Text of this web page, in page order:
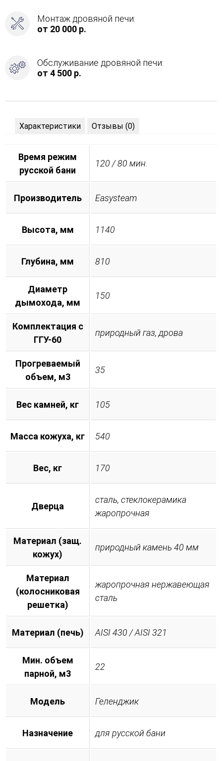
Монтаж дровяной печи:
от 20 000 р.
Обслуживание дровяной печи:
от 4 500 р.
Характеристики Отзывы (0)
Время режим
русской бани
120 / 80 мин.
Производитель Easysteam
Высота, мм 1140
Глубина, мм 810
Диаметр
дымохода, мм
150
Комплектация с
ГГУ-60
природный газ, дрова
Прогреваемый
объем, м3
35
Вес камней, кг 105
Масса кожуха, кг 540
Вес, кг 170
Дверца
сталь, стеклокерамика
жаропрочная
Материал (защ.
кожух)
природный камень 40 мм
Материал
(колосниковая
решетка)
жаропрочная нержавеющая
сталь
Материал (печь) AISI 430 / AISI 321
Мин. объем
парной, м3
22
Модель Геленджик
Назначение для русской бани